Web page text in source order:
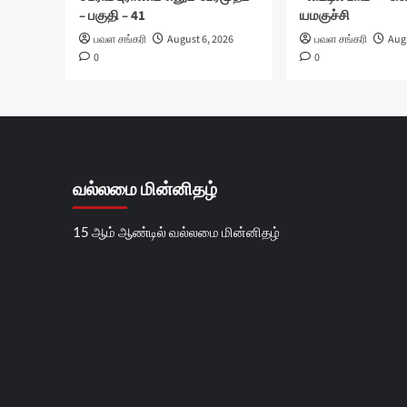
– பகுதி – 41
பவள சங்கரி
August 6, 2026
0
யமகுச்சி
பவள சங்கரி
0
வல்லமை மின்னிதழ்
15 ஆம் ஆண்டில் வல்லமை மின்னிதழ்